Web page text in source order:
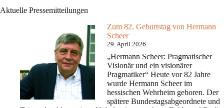
Aktuelle Pressemitteilungen
Zum 82. Geburtstag von Hermann
Scheer
29. April 2026
„Hermann Scheer: Pragmatischer
Visionär und ein visionärer
Pragmatiker“ Heute vor 82 Jahre
wurde Hermann Scheer im
hessischen Wehrheim geboren. Der
spätere Bundestagsabgeordnete und